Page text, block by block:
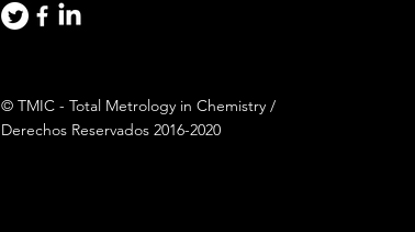
© TMIC - Total Metrology in Chemistry /
Derechos Reservados 2016-2020